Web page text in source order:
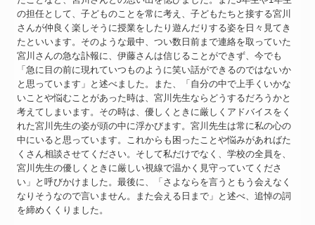
の担任として、子どものことを常に考え、子どもたちと接する宮川
さんが仲良く楽しそうに授業をしたり遊んだりする姿を日々見てき
たといいます。そのような最中、つい数日前まで連絡を取っていた
宮川さんの急な訃報に、伊藤さんは信じることができず、今でも
「急に目の前に現れていつものように笑い話ができるのではないか
と思っています」と述べました。また、「自分の中で上手くいかな
いことや悩むことがあった時は、宮川先生ならどうするだろうかと
考えてしまいます。その時は、優しくときに厳しくアドバイスをく
れた宮川先生の姿が頭の中に浮かびます。宮川先生は常に私の心の
中にいると思っています。これからも困ったことや悩みがあればた
くさん相談させてください。そして私だけでなく、学校の全員を、
宮川先生の優しくときに厳しい視線で温かく見守っていてくださ
い」と呼びかけました。最後に、「さよならを言うともう会えなく
なりそうなので言いません。また会える日まで」と述べ、追悼の詞
を締めくくりました。